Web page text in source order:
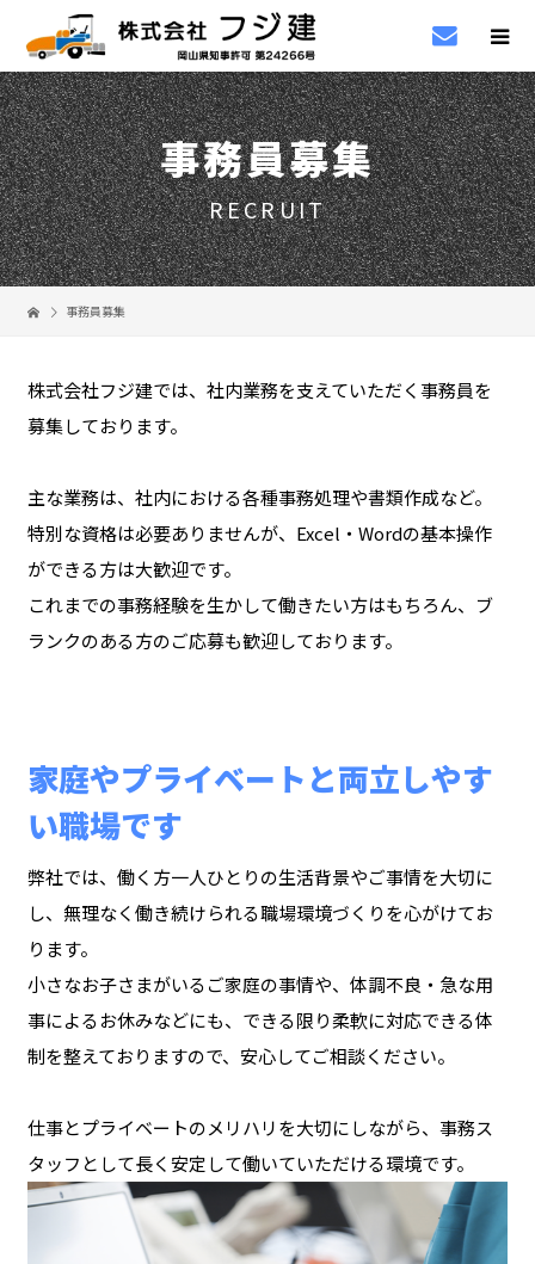
事務員募集
RECRUIT
事務員募集
株式会社フジ建では、社内業務を支えていただく事務員を
募集しております。
主な業務は、社内における各種事務処理や書類作成など。
特別な資格は必要ありませんが、Excel・Wordの基本操作
ができる方は大歓迎です。
これまでの事務経験を生かして働きたい方はもちろん、ブ
ランクのある方のご応募も歓迎しております。
家庭やプライベートと両立しやす
い職場です
弊社では、働く方一人ひとりの生活背景やご事情を大切に
し、無理なく働き続けられる職場環境づくりを心がけてお
ります。
小さなお子さまがいるご家庭の事情や、体調不良・急な用
事によるお休みなどにも、できる限り柔軟に対応できる体
制を整えておりますので、安心してご相談ください。
仕事とプライベートのメリハリを大切にしながら、事務ス
タッフとして長く安定して働いていただける環境です。